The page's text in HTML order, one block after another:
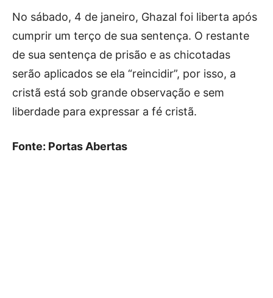
No sábado, 4 de janeiro, Ghazal foi liberta após
cumprir um terço de sua sentença. O restante
de sua sentença de prisão e as chicotadas
serão aplicados se ela “reincidir”, por isso, a
cristã está sob grande observação e sem
liberdade para expressar a fé cristã.
Fonte: Portas Abertas